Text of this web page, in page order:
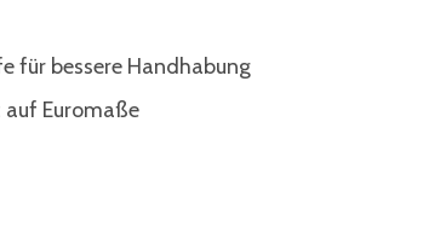
für bessere Handhabung
Euromaße